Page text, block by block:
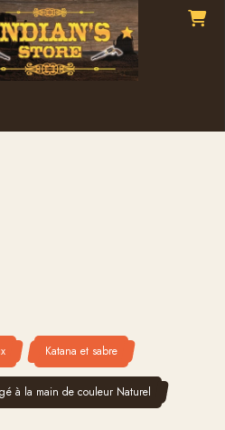
Katana et sabre
à la main de couleur Naturel